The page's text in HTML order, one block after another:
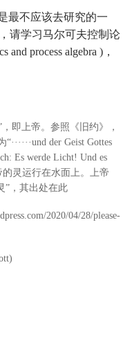
最不应该去研究的一
请学习马尔可夫控制论
process algebra )，
即上帝。参照《旧约》，
der Geist Gottes
Es werde Licht! Und es
灵运行在水面上。上帝
”，其出处在此
2020/04/28/please-